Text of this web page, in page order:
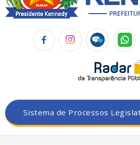
Sistema de Processos